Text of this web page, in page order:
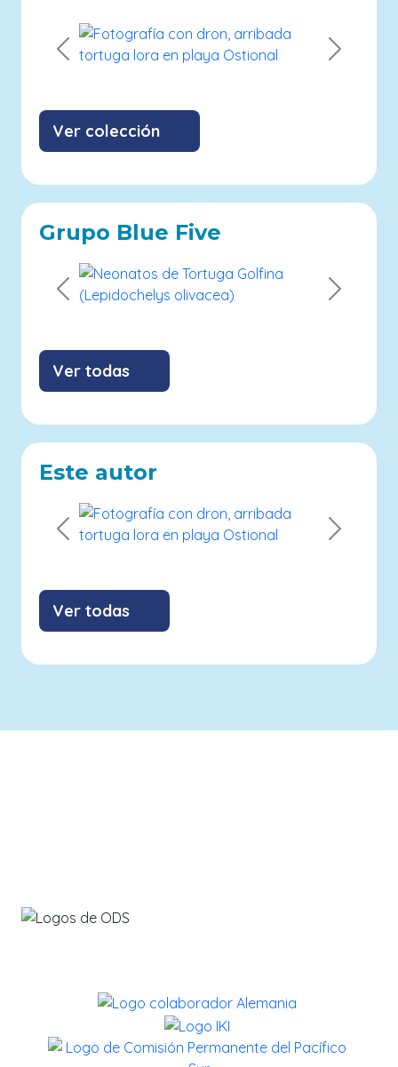
Previous Next
Ver colección
Grupo Blue Five
Previous Next
Ver todas
Este autor
Previous Next
Ver todas